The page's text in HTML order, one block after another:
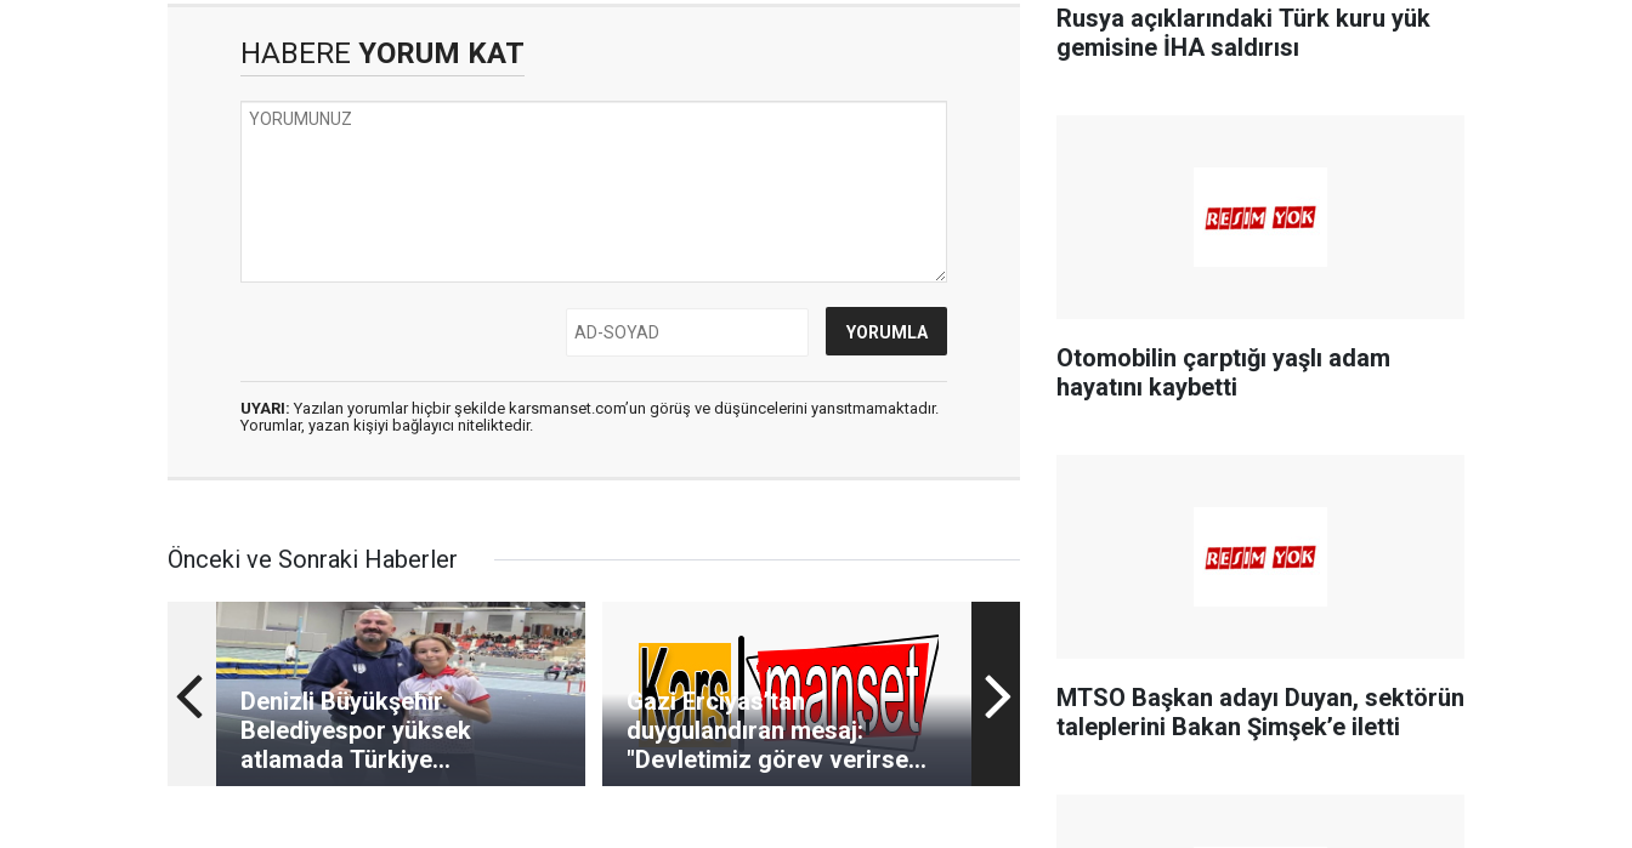
HABERE YORUM KAT
UYARI: Yazılan yorumlar hiçbir şekilde karsmanset.com’un görüş ve düşüncelerini yansıtmamaktadır.
Yorumlar, yazan kişiyi bağlayıcı niteliktedir.
Önceki ve Sonraki Haberler
Denizli Büyükşehir
Belediyespor yüksek
atlamada Türkiye
şampiyonluğu kazandı
Gazi Erciyas’tan
duygulandıran mesaj:
"Devletimiz görev verirse
şehit olmaya hazım"
Rusya açıklarındaki Türk kuru yük
gemisine İHA saldırısı
Otomobilin çarptığı yaşlı adam
hayatını kaybetti
MTSO Başkan adayı Duyan, sektörün
taleplerini Bakan Şimşek’e iletti